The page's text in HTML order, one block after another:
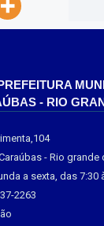
- RIO
- Rio grande
a sexta, das 7:30
2263